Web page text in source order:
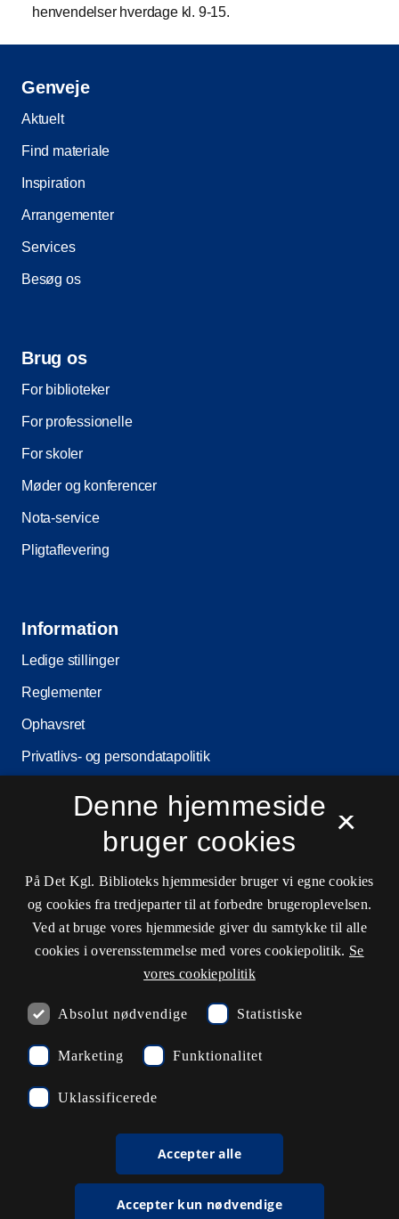
henvendelser hverdage kl. 9-15.
Genveje
Aktuelt
Find materiale
Inspiration
Arrangementer
Services
Besøg os
Brug os
For biblioteker
For professionelle
For skoler
Møder og konferencer
Nota-service
Pligtaflevering
Information
Ledige stillinger
Reglementer
Ophavsret
Privatlivs- og persondatapolitik
Cookieindstillinger
Kontaktinformationer
Åbningstider
Spørg biblioteket
33 47 47 47
EAN: 5798000795297
rdl_facebook
×
Denne hjemmeside
bruger cookies
På Det Kgl. Biblioteks hjemmesider bruger vi egne cookies
og cookies fra tredjeparter til at forbedre brugeroplevelsen.
Ved at bruge vores hjemmeside giver du samtykke til alle
cookies i overensstemmelse med vores cookiepolitik. Se
vores cookiepolitik
Absolut nødvendige Statistiske
Marketing Funktionalitet
Uklassificerede
Accepter alle
Accepter kun nødvendige